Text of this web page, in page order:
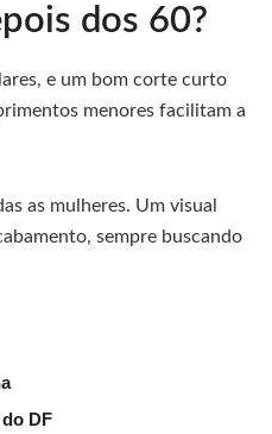
dos 60?
e um bom corte curto
menores facilitam a
as mulheres. Um visual
sempre buscando
DF